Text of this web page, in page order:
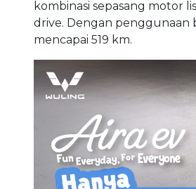
kombinasi sepasang motor
drive. Dengan penggunaan
mencapai 519 km.